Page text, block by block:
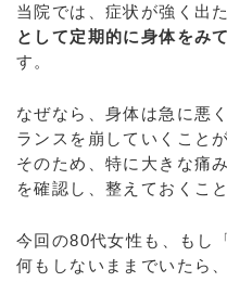
当院では、症状が強く出
として定期的に身体をみ
す。
なぜなら、身体は急に悪
ランスを崩していくこと
そのため、特に大きな痛
を確認し、整えておくこ
今回の80代女性も、もし
何もしないままでいたら